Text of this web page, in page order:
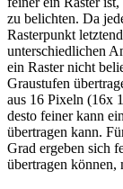
zu belichten. Da
Rasterpunkt
unterschiedlichen
ein Raster nicht
Graustufen
aus 16 Pixeln (16x
desto feiner kann
übertragen kann.
Grad ergeben sich
übertragen können,